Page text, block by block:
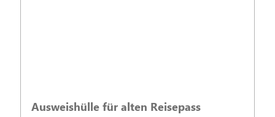
Ausweishülle für alten Reisepass